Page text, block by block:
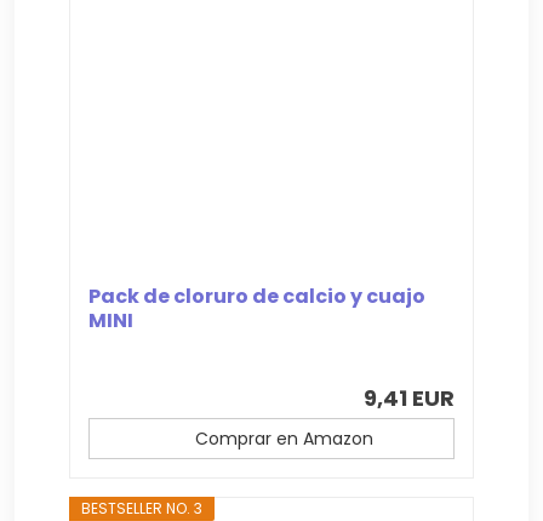
Pack de cloruro de calcio y cuajo
MINI
9,41 EUR
Comprar en Amazon
BESTSELLER NO. 3